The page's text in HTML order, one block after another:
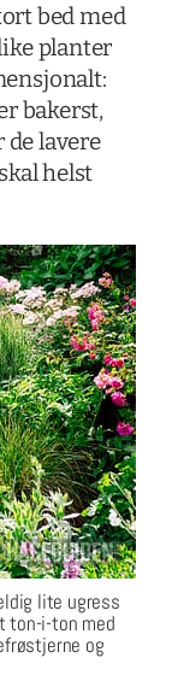
bed med
planter
bakerst,
lavere
helst
lite ugress
ton-i-ton med
og